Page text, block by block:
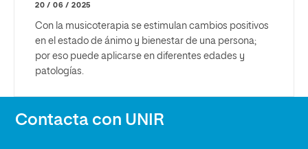
20 / 06 / 2025
Con la musicoterapia se estimulan cambios positivos
en el estado de ánimo y bienestar de una persona;
por eso puede aplicarse en diferentes edades y
patologías.
Contacta con UNIR